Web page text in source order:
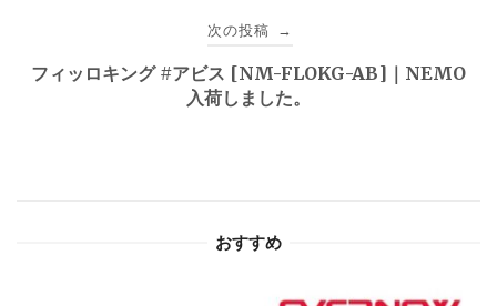
ゲ
次の投稿 →
フィッロキング #アビス [NM-FLOKG-AB]｜NEMO
入荷しました。
おすすめ